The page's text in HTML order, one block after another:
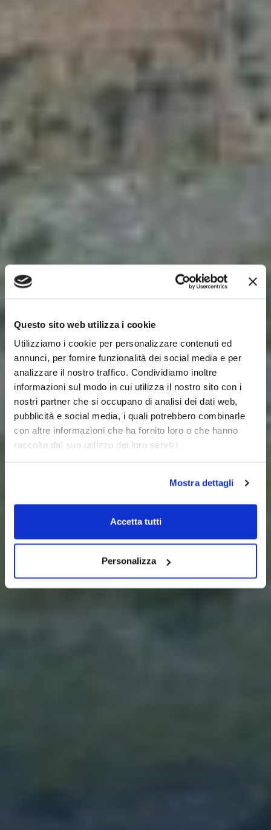
Questo sito web utilizza i cookie
Utilizziamo i cookie per personalizzare contenuti ed
annunci, per fornire funzionalità dei social media e per
analizzare il nostro traffico. Condividiamo inoltre
informazioni sul modo in cui utilizza il nostro sito con i
nostri partner che si occupano di analisi dei dati web,
pubblicità e social media, i quali potrebbero combinarle
con altre informazioni che ha fornito loro o che hanno
raccolto dal suo utilizzo dei loro servizi.
Mostra dettagli
Accetta tutti
Personalizza